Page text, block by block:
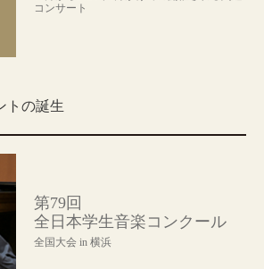
コンサート
トの誕生
第79回
全日本学生音楽コンクール
全国大会 in 横浜